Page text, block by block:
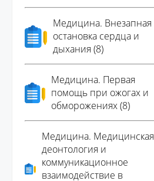
Медицина. Внезапная
остановка сердца и
дыхания (8)
Медицина. Первая
помощь при ожогах и
обморожениях (8)
Медицина. Медицинская
деонтология и
коммуникационное
взаимодействие в